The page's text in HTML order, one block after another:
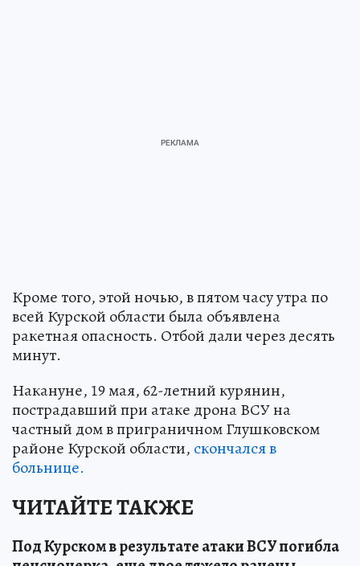
Кроме того, этой ночью, в пятом часу утра по
всей Курской области была объявлена
ракетная опасность. Отбой дали через десять
минут.
Накануне, 19 мая, 62-летний курянин,
пострадавший при атаке дрона ВСУ на
частный дом в приграничном Глушковском
районе Курской области, скончался в
больнице.
ЧИТАЙТЕ ТАКЖЕ
Под Курском в результате атаки ВСУ погибла